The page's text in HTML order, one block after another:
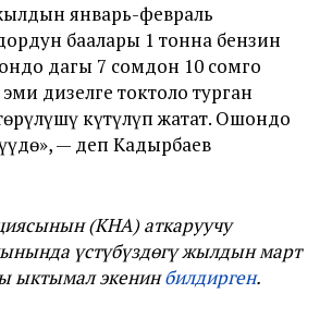
январь-февраль
баалары 1 тонна бензин
дагы 7 сомдон 10 сомго
дизелге токтоло турган
күтүлүп жатат. Ошондо
— деп Кадырбаев
(КНА) аткаруучу
үстүбүздөгү жылдын март
ыктымал экенинбилдирген.